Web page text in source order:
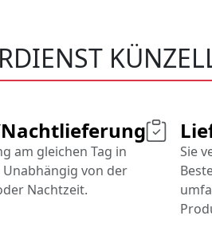
am gleichen Tag in
Unabhängig von der
Nachtzeit.
Sie